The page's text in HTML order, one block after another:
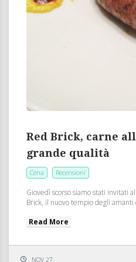
Red Brick, carne
grande qualità
Cena Recensioni
Giovedì scorso siamo stati invitati
Brick, il nuovo tempio degli amanti
Read More
NOV 27